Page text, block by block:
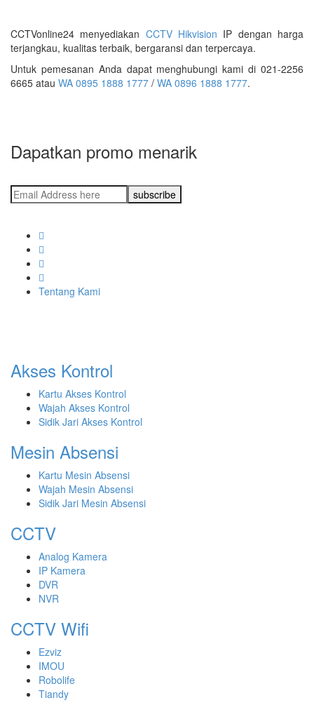
CCTVonline24 menyediakan CCTV Hikvision IP dengan harga
terjangkau, kualitas terbaik, bergaransi dan terpercaya.
Untuk pemesanan Anda dapat menghubungi kami di 021-2256
6665 atau WA 0895 1888 1777 / WA 0896 1888 1777.
Dapatkan promo menarik
Tentang Kami
Akses Kontrol
Kartu Akses Kontrol
Wajah Akses Kontrol
Sidik Jari Akses Kontrol
Mesin Absensi
Kartu Mesin Absensi
Wajah Mesin Absensi
Sidik Jari Mesin Absensi
CCTV
Analog Kamera
IP Kamera
DVR
NVR
CCTV Wifi
Ezviz
IMOU
Robolife
Tiandy